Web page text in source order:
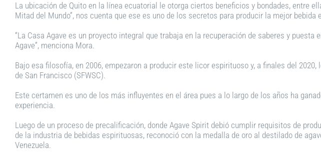
La ubicación de Quito en la línea ecuatorial le otorga ciertos beneficios y bondades, entre
Mitad del Mundo”, nos cuenta que ese es uno de los secretos para producir la mejor bebida
“La Casa Agave es un proyecto integral que trabaja en la recuperación de saberes y
Agave”, menciona Mora.
Bajo esa filosofía, en 2006, empezaron a producir este licor espirituoso y, a finales del
de San Francisco (SFWSC).
Este certamen es uno de los más influyentes en el área pues a lo largo de los años ha
experiencia.
Luego de un proceso de precalificación, donde Agave Spirit debió cumplir requisitos de
de la industria de bebidas espirituosas, reconoció con la medalla de oro al destilado de
Venezuela.